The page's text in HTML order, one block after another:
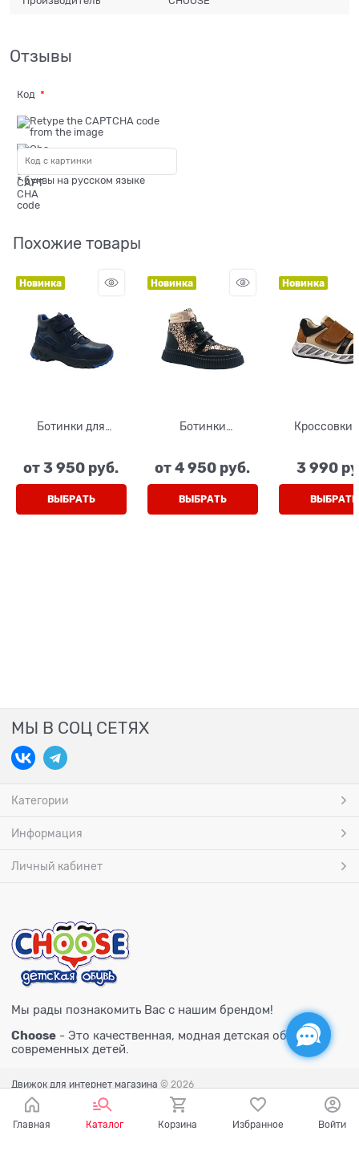
Отзывы
Код
* буквы на русском языке
Похожие товары
Новинка
Ботинки для
шнурки/липучка
от3 950 руб.
ВЫБРАТЬ
Новинка
Ботинки
черный/
персиковый
(принт), липучки
от4 950 руб.
ВЫБРАТЬ
Новинка
Кроссовки
липучке
3 990
ВЫБРАТЬ
МЫ В СОЦ СЕТЯХ
Категории
Информация
Личный кабинет
Мы рады познакомить Вас с нашим брендом!
Choose - Это качественная, модная детская обувь для
современных детей.
Движок для интернет магазина © 2026
Главная Каталог Корзина Избранное Войти